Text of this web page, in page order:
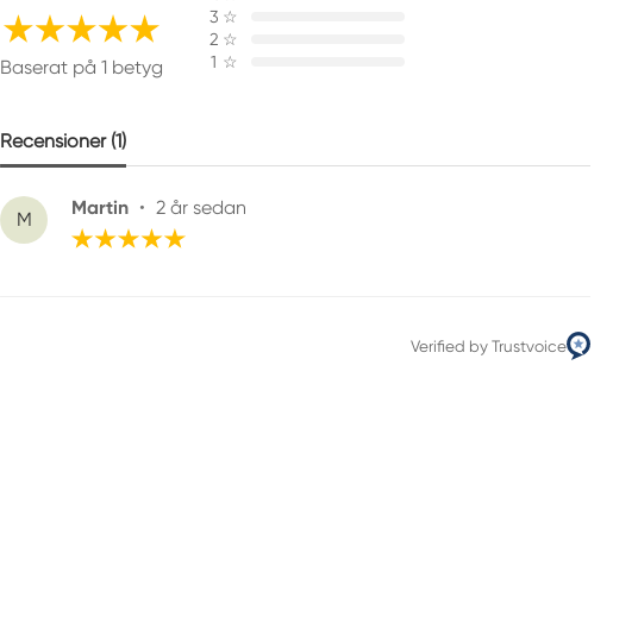
Baserat på 1 betyg
3 ☆
2 ☆
1 ☆
Recensioner (1)
M
Martin • 2 år sedan
Verified by Trustvoice